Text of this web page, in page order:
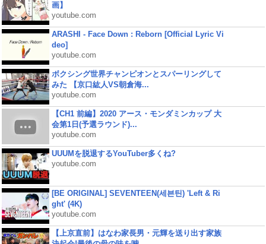
画】
youtube.com
ARASHI - Face Down : Reborn [Official Lyric Vi
deo]
youtube.com
ボクシング世界チャンピオンとスパーリングして
みた 【京口紘人VS朝倉海...
youtube.com
【CH1 前編】2020 アース・モンダミンカップ 大
会第1日(予選ラウンド)...
youtube.com
UUUMを脱退するYouTuber多くね?
youtube.com
[BE ORIGINAL] SEVENTEEN(세븐틴) 'Left & Ri
ght' (4K)
youtube.com
【上京直前】はなわ家長男・元輝を送り出す家族